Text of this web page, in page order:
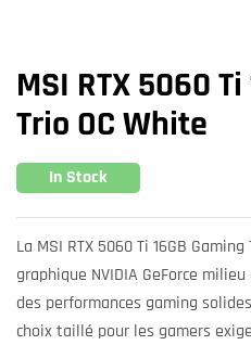
MSI RTX 5060
Trio OC White
In Stock
La MSI RTX 5060 Ti 16GB
graphique NVIDIA GeForce
des performances gaming
choix taillé pour les gamers